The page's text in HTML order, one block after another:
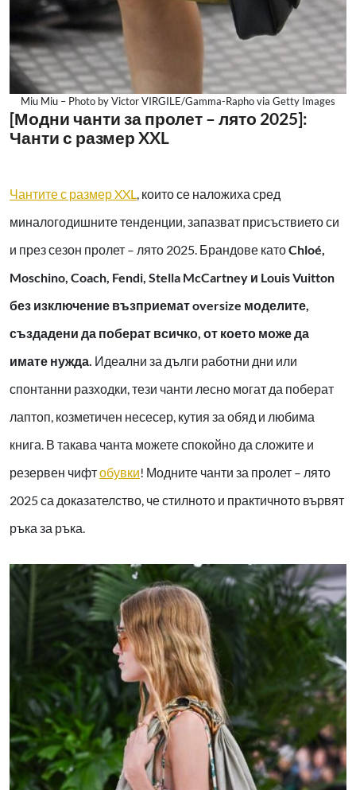
Miu Miu – Photo by Victor VIRGILE/Gamma-Rapho via Getty Images
[Модни чанти за пролет – лято 2025]:
Чанти с размер XXL
Чантите с размер XXL, които се наложиха сред
миналогодишните тенденции, запазват присъствието си
и през сезон пролет – лято 2025. Брандове катоChloé,
Moschino, Coach, Fendi, Stella McCartney и Louis Vuitton
без изключение възприемат oversize моделите,
създадени да поберат всичко, от което може да
имате нужда. Идеални за дълги работни дни или
спонтанни разходки, тези чанти лесно могат да поберат
лаптоп, козметичен несесер, кутия за обяд и любима
книга. В такава чанта можете спокойно да сложите и
резервен чифтобувки! Модните чанти за пролет – лято
2025 са доказателство, че стилното и практичното вървят
ръка за ръка.